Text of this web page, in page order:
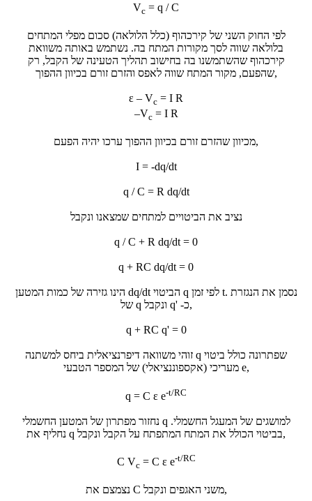
Vc = q / C
לפי החוק השני של קירכהוף (כלל הלולאה) סכום מפלי המתחים
בלולאה שווה לסך מקורות המתח בה. נשתמש באותה משוואת
קירכהוף שהשתמשנו בה בחישוב תהליך הטעינה של הקבל, רק
שהפעם, מקור המתח שווה לאפס והזרם זורם בכיוון ההפוך,
ε – Vc = I R
–Vc= I R
מכיוון שהזרם זורם בכיוון ההפוך ערכו יהיה הפעם,
I = -dq/dt
q / C = R dq/dt
נציב את הביטויים למתחים שמצאנו ונקבל
q / C + R dq/dt = 0
q + RC dq/dt = 0
הביטויdq/dt הינו גזירה של כמות המטען q לפי זמן t. נסמן את הנגזרת
של q כ-q' ונקבל,
q + RC q' = 0
זוהי משוואה דיפרנציאלית ביחס למשתנה q שפתרונה כולל ביטוי
מעריכי (אקספוננציאלי) של המספר הטבעי e,
q = C ε e-t/RC
נחזור מפתרון של המטען החשמלי q למושגים של המעגל החשמלי.
נחליף את q בביטוי הכולל את המתח המתפתח על הקבל ונקבל,
C Vc= C ε e-t/RC
נצמצם את C משני האגפים ונקבל,